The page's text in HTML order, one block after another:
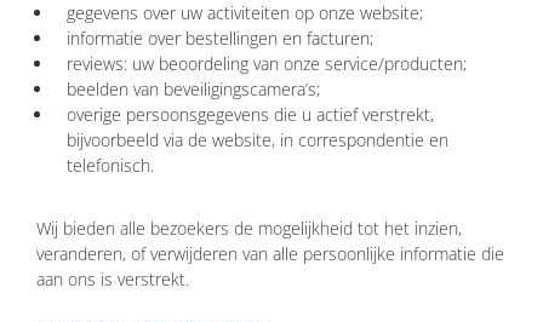
gegevens over uw activiteiten op onze website;
informatie over bestellingen en facturen;
reviews: uw beoordeling van onze service/producten;
beelden van beveiligingscamera’s;
overige persoonsgegevens die u actief verstrekt,
bijvoorbeeld via de website, in correspondentie en
telefonisch.
Wij bieden alle bezoekers de mogelijkheid tot het inzien,
veranderen, of verwijderen van alle persoonlijke informatie die
aan ons is verstrekt.